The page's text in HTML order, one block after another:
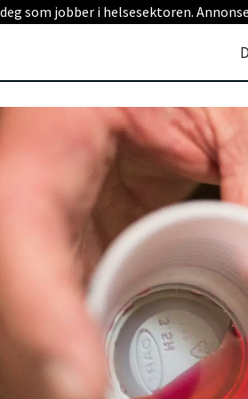
som jobber i helsesektoren.